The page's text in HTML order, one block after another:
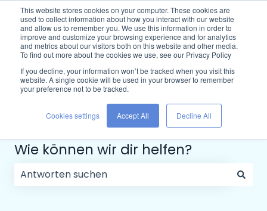
This website stores cookies on your computer. These cookies are
used to collect information about how you interact with our website
and allow us to remember you. We use this information in order to
improve and customize your browsing experience and for analytics
and metrics about our visitors both on this website and other media.
To find out more about the cookies we use, see our Privacy Policy
If you decline, your information won’t be tracked when you visit this
website. A single cookie will be used in your browser to remember
your preference not to be tracked.
Cookies settings Accept All Decline All
DeutschUntermenü für Übersetzungen anzeigen
Support kontaktieren
Wie können wir dir helfen?